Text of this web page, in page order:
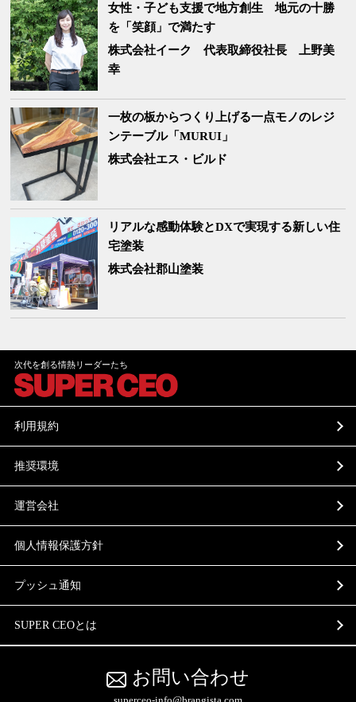
女性・子ども支援で地方創生 地元の十勝
を「笑顔」で満たす
株式会社イーク
代表取締役社長 上野美
幸
一枚の板からつくり上げる一点モノのレジ
ンテーブル「MURUI」
株式会社エス・ビルド
リアルな感動体験とDXで実現する新しい住
宅塗装
株式会社郡山塗装
次代を創る情熱リーダーたち
利用規約
推奨環境
運営会社
個人情報保護方針
プッシュ通知
SUPER CEOとは
お問い合わせ